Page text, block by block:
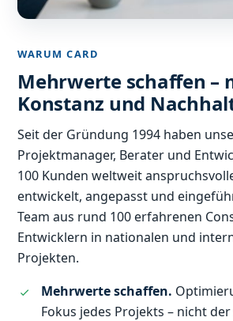
WARUM CARD
Mehrwerte schaffen –
Konstanz und
Seit der Gründung 1994 haben
Projektmanager, Berater und
100 Kunden weltweit
entwickelt, angepasst und
Team aus rund 100 erfahrenen
Entwicklern in nationalen und
Projekten.
Mehrwerte schaffen.
Fokus jedes Projekts – nicht